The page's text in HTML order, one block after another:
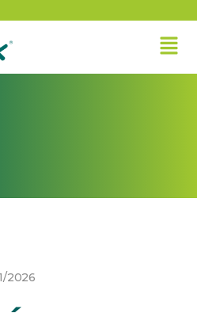
durante as programações
2026